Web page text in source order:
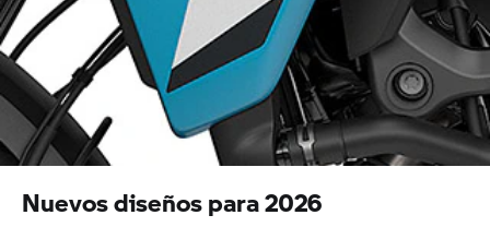
Nuevos diseños para 2026